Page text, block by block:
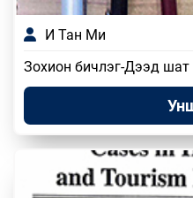
И Тан Ми
Зохион бичлэг-Дээд шат